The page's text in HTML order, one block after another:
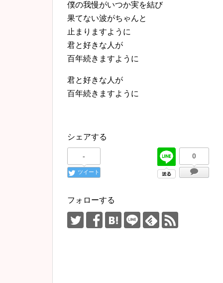
僕の我慢がいつか実を結び
果てない波がちゃんと
止まりますように
君と好きな人が
百年続きますように
君と好きな人が
百年続きますように
シェアする
-
ツイート
0
フォローする